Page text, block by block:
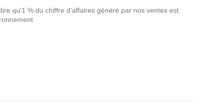
qu'1 % du chiffre d’affaires généré par nos ventes est